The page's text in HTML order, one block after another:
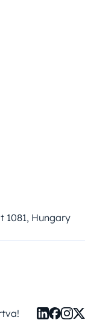
1081, Hungary